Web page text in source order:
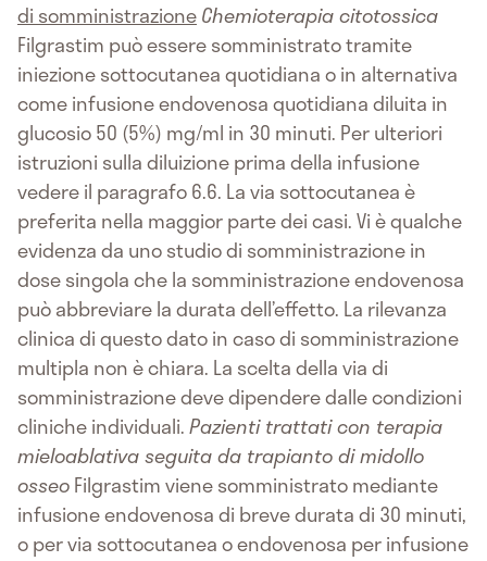
di somministrazioneChemioterapia citotossica
Filgrastim può essere somministrato tramite
iniezione sottocutanea quotidiana o in alternativa
come infusione endovenosa quotidiana diluita in
glucosio 50 (5%) mg/ml in 30 minuti. Per ulteriori
istruzioni sulla diluizione prima della infusione
vedere il paragrafo 6.6. La via sottocutanea è
preferita nella maggior parte dei casi. Vi è qualche
evidenza da uno studio di somministrazione in
dose singola che la somministrazione endovenosa
può abbreviare la durata dell’effetto. La rilevanza
clinica di questo dato in caso di somministrazione
multipla non è chiara. La scelta della via di
somministrazione deve dipendere dalle condizioni
cliniche individuali.Pazienti trattati con terapia
mieloablativa seguita da trapianto di midollo
osseoFilgrastim viene somministrato mediante
infusione endovenosa di breve durata di 30 minuti,
o per via sottocutanea o endovenosa per infusione